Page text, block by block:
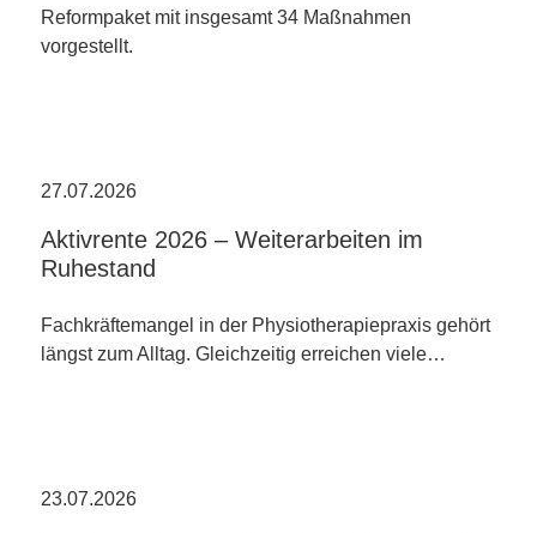
Reformpaket mit insgesamt 34 Maßnahmen
vorgestellt.
27.07.2026
Aktivrente 2026 – Weiterarbeiten im
Ruhestand
Fachkräftemangel in der Physiotherapiepraxis gehört
längst zum Alltag. Gleichzeitig erreichen viele…
23.07.2026